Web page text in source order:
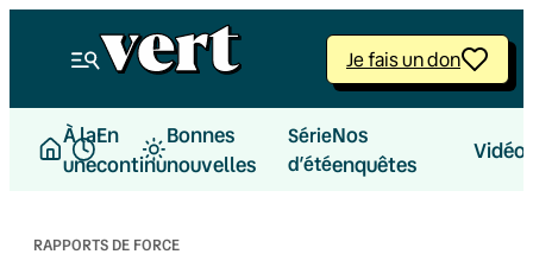
Je fais un don
À la
une
En
continu
Bonnes
nouvelles
Série
d’été
Nos
enquêtes
RAPPORTS DE FORCE